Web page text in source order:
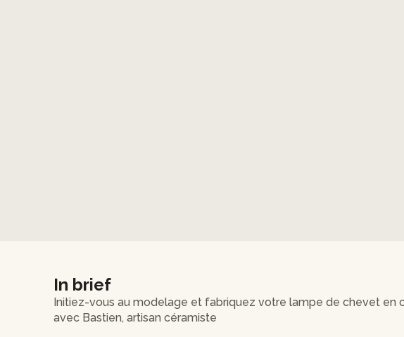
In brief
Initiez-vous au modelage et fabriquez votre lampe de chevet en
avec Bastien, artisan céramiste